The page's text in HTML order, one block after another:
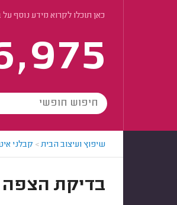
כאן תוכלו לקרוא מידע נוסף
שיפוץ ועיצוב הבית> קבלני
בדיקת הצפה